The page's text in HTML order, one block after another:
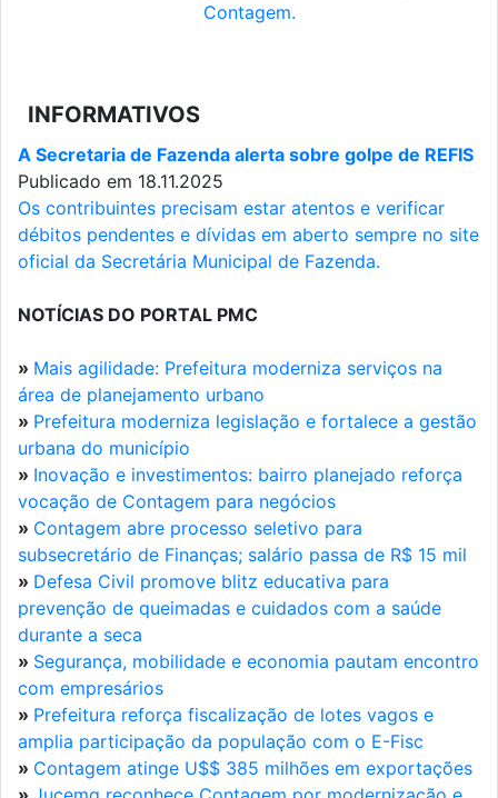
Contagem.
INFORMATIVOS
A Secretaria de Fazenda alerta sobre golpe de REFIS
Publicado em 18.11.2025
Os contribuintes precisam estar atentos e verificar
débitos pendentes e dívidas em aberto sempre no site
oficial da Secretária Municipal de Fazenda.
NOTÍCIAS DO PORTAL PMC
» Mais agilidade: Prefeitura moderniza serviços na
área de planejamento urbano
» Prefeitura moderniza legislação e fortalece a gestão
urbana do município
» Inovação e investimentos: bairro planejado reforça
vocação de Contagem para negócios
» Contagem abre processo seletivo para
subsecretário de Finanças; salário passa de R$ 15 mil
» Defesa Civil promove blitz educativa para
prevenção de queimadas e cuidados com a saúde
durante a seca
» Segurança, mobilidade e economia pautam encontro
com empresários
» Prefeitura reforça fiscalização de lotes vagos e
amplia participação da população com o E-Fisc
» Contagem atinge U$$ 385 milhões em exportações